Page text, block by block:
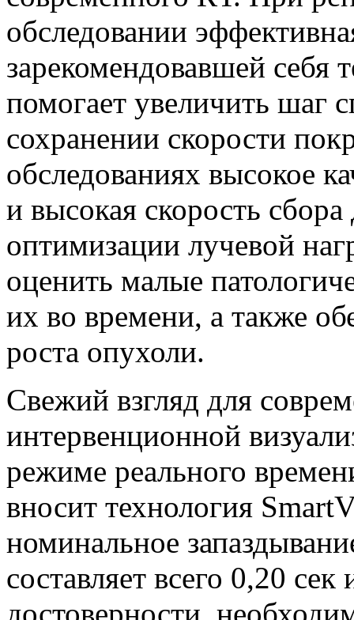
обследовании
зарекомендовавшей себя
помогает увеличить шаг
сохранении скорости
обследованиях высокое
и высокая скорость
оптимизации лучевой
оценить малые
их во времени, а также
роста опухоли.
Свежий взгляд для
интервенционной
режиме реального
вносит технология
номинальное
составляет всего 0,20
достоверности,